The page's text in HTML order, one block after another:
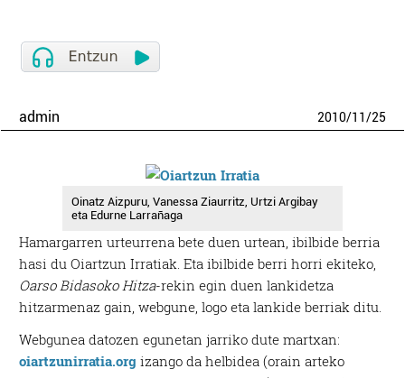
admin 2010/11/25
Oinatz Aizpuru, Vanessa Ziaurritz, Urtzi Argibay
eta Edurne Larrañaga
Hamargarren urteurrena bete duen urtean, ibilbide berria
hasi du Oiartzun Irratiak. Eta ibilbide berri horri ekiteko,
Oarso Bidasoko Hitza-rekin egin duen lankidetza
hitzarmenaz gain, webgune, logo eta lankide berriak ditu.
Webgunea datozen egunetan jarriko dute martxan:
oiartzunirratia.org izango da helbidea (orain arteko